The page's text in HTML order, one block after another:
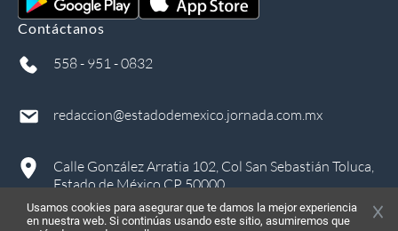
Contáctanos
558 - 951 - 0832
redaccion@estadodemexico.jornada.com.mx
Calle González Arratia 102, Col San Sebastián Toluca,
Estado de México CP 50000
Usamos cookies para asegurar que te damos la mejor experiencia
en nuestra web. Si continúas usando este sitio, asumiremos que